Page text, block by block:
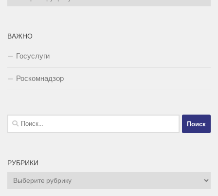
ВАЖНО
Госуслуги
Роскомнадзор
Найти:
РУБРИКИ
Рубрики